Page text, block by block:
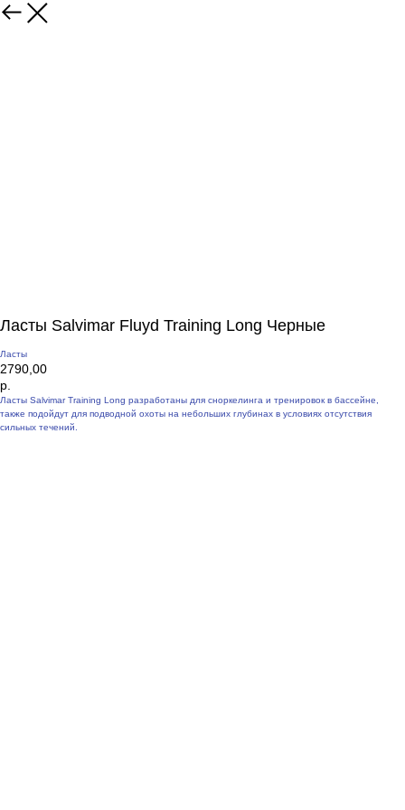
Ласты Salvimar Fluyd Training Long Черные
Ласты
2790,00
р.
Ласты Salvimar Training Long разработаны для сноркелинга и тренировок в бассейне,
также подойдут для подводной охоты на небольших глубинах в условиях отсутствия
сильных течений.